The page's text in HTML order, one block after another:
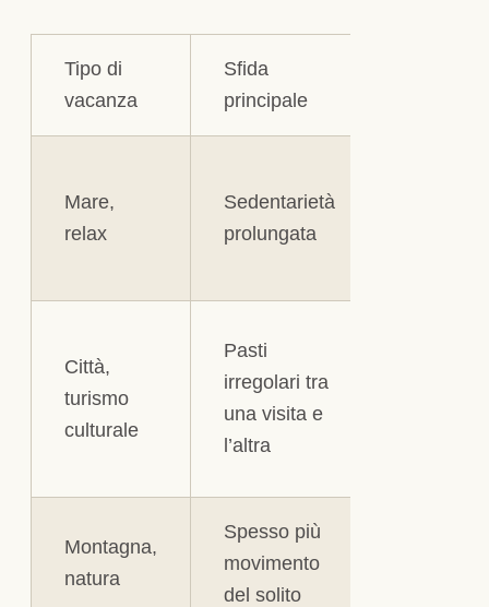
Tipo di
vacanza
Sfida
principale
Mare,
relax
Sedentarietà
prolungata
Città,
turismo
culturale
Pasti
irregolari tra
una visita e
l’altra
Montagna,
natura
Spesso più
movimento
del solito